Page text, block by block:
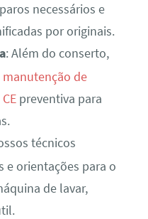
necessários e
por originais.
: Além do conserto,
manutenção de
preventiva para
técnicos
e orientações para o
de lavar,